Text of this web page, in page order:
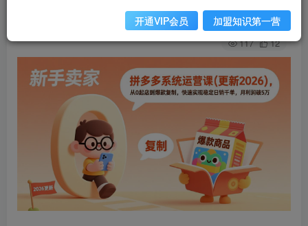
第一人副业终点站 关注 私信
117 12
开通VIP会员 加盟知识第一营